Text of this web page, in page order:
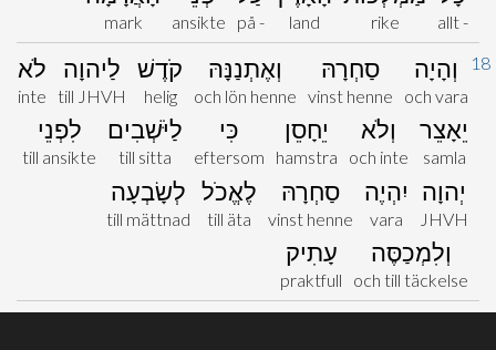
allt -
rike
land
på -
ansikte
mark
18
וְהָיָה
och vara
סַחְרָהּ
vinst henne
וְאֶתְנַנָּהּ
och lön henne
קֹדֶשׁ
helig
לַיהוָה
till JHVH
לֹא
inte
יֵאָצֵר
samla
וְלֹא
och inte
יֵחָסֵן
hamstra
כִּי
eftersom
לַיֹּשְׁבִים
till sitta
לִפְנֵי
till ansikte
יְהוָה
JHVH
יִהְיֶה
vara
סַחְרָהּ
vinst henne
לֶאֱכֹל
till äta
לְשָׂבְעָה
till mättnad
וְלִמְכַסֶּה
och till täckelse
עָתִיק
praktfull